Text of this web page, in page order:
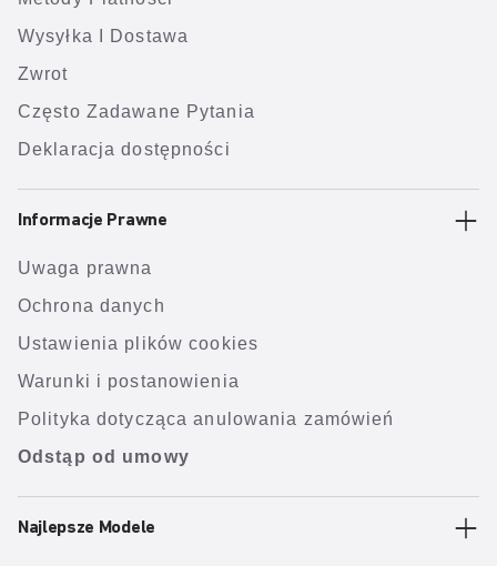
Wysyłka I Dostawa
Zwrot
Często Zadawane Pytania
Deklaracja dostępności
Informacje Prawne
Uwaga prawna
Ochrona danych
Ustawienia plików cookies
Warunki i postanowienia
Polityka dotycząca anulowania zamówień
Odstąp od umowy
Najlepsze Modele